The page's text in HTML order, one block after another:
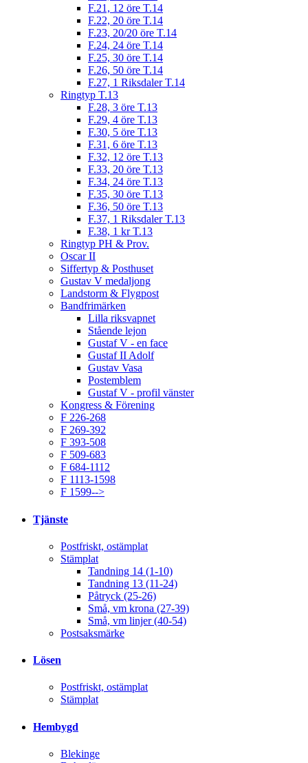
F.21, 12 öre T.14
F.22, 20 öre T.14
F.23, 20/20 öre T.14
F.24, 24 öre T.14
F.25, 30 öre T.14
F.26, 50 öre T.14
F.27, 1 Riksdaler T.14
Ringtyp T.13
F.28, 3 öre T.13
F.29, 4 öre T.13
F.30, 5 öre T.13
F.31, 6 öre T.13
F.32, 12 öre T.13
F.33, 20 öre T.13
F.34, 24 öre T.13
F.35, 30 öre T.13
F.36, 50 öre T.13
F.37, 1 Riksdaler T.13
F.38, 1 kr T.13
Ringtyp PH & Prov.
Oscar II
Siffertyp & Posthuset
Gustav V medaljong
Landstorm & Flygpost
Bandfrimärken
Lilla riksvapnet
Stående lejon
Gustaf V - en face
Gustaf II Adolf
Gustav Vasa
Postemblem
Gustaf V - profil vänster
Kongress & Förening
F 226-268
F 269-392
F 393-508
F 509-683
F 684-1112
F 1113-1598
F 1599-->
Tjänste
Postfriskt, ostämplat
Stämplat
Tandning 14 (1-10)
Tandning 13 (11-24)
Påtryck (25-26)
Små, vm krona (27-39)
Små, vm linjer (40-54)
Postsaksmärke
Lösen
Postfriskt, ostämplat
Stämplat
Hembygd
Blekinge